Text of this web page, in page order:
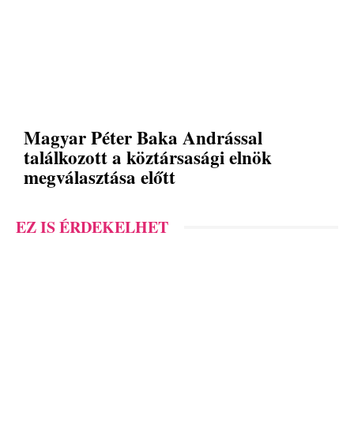
Magyar Péter Baka Andrással
találkozott a köztársasági elnök
megválasztása előtt
EZ IS ÉRDEKELHET